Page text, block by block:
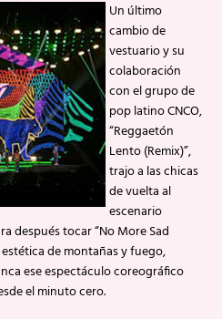
Un último
cambio de
vestuario y su
colaboración
con el grupo de
pop latino CNCO,
“Reggaetón
Lento (Remix)”,
trajo a las chicas
de vuelta al
escenario
después tocar “No More Sad
de montañas y fuego,
ese espectáculo coreográfico
el minuto cero.